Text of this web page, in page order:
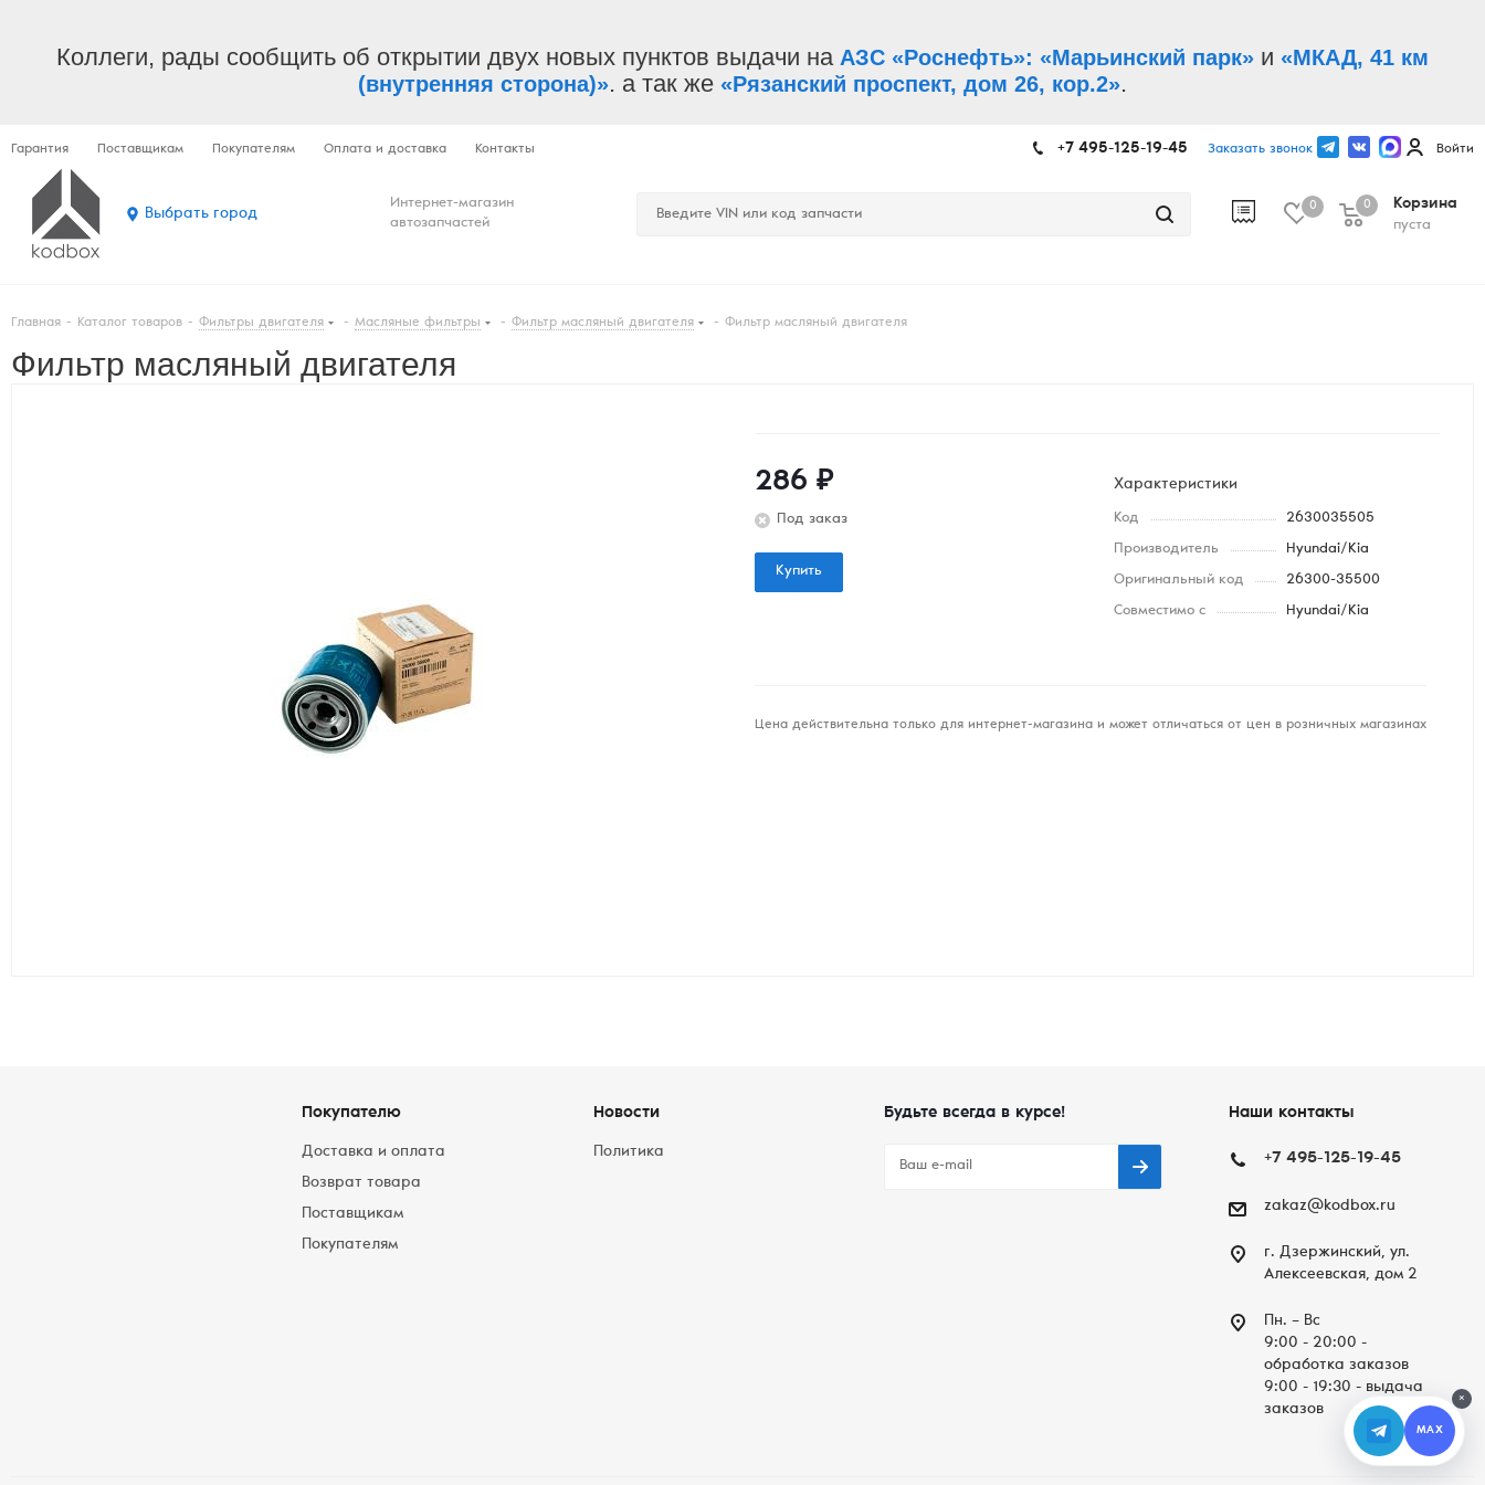
Коллеги, рады сообщить об открытии двух новых пунктов выдачи на АЗС «Роснефть»: «Марьинский парк» и «МКАД, 41 км
(внутренняя сторона)». а так же «Рязанский проспект, дом 26, кор.2».
Гарантия Поставщикам Покупателям Оплата и доставка Контакты +7 495-125-19-45 Заказать звонок Войти
Выбрать город
Интернет-магазин
автозапчастей
0
Корзина
пуста
0
Главная - Каталог товаров - Фильтры двигателя - Масляные фильтры - Фильтр масляный двигателя - Фильтр масляный двигателя
Фильтр масляный двигателя
286 ₽
Под заказ
Купить
Характеристики
Код 2630035505
Производитель Hyundai/Kia
Оригинальный код 26300-35500
Совместимо с Hyundai/Kia
Цена действительна только для интернет-магазина и может отличаться от цен в розничных магазинах
Покупателю
Доставка и оплата
Возврат товара
Поставщикам
Покупателям
Новости
Политика
Будьте всегда в курсе! Наши контакты
+7 495-125-19-45
zakaz@kodbox.ru
г. Дзержинский, ул.
Алексеевская, дом 2
Пн. – Вc
9:00 - 20:00 -
обработка заказов
9:00 - 19:30 - выдача
заказов
×
MAX